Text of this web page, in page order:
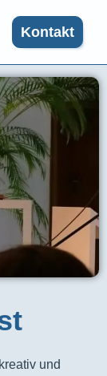
Kontakt
und